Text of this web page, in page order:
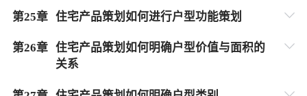
第25章 住宅产品策划如何进行户型功能策划
第26章 住宅产品策划如何明确户型价值与面积的
关系